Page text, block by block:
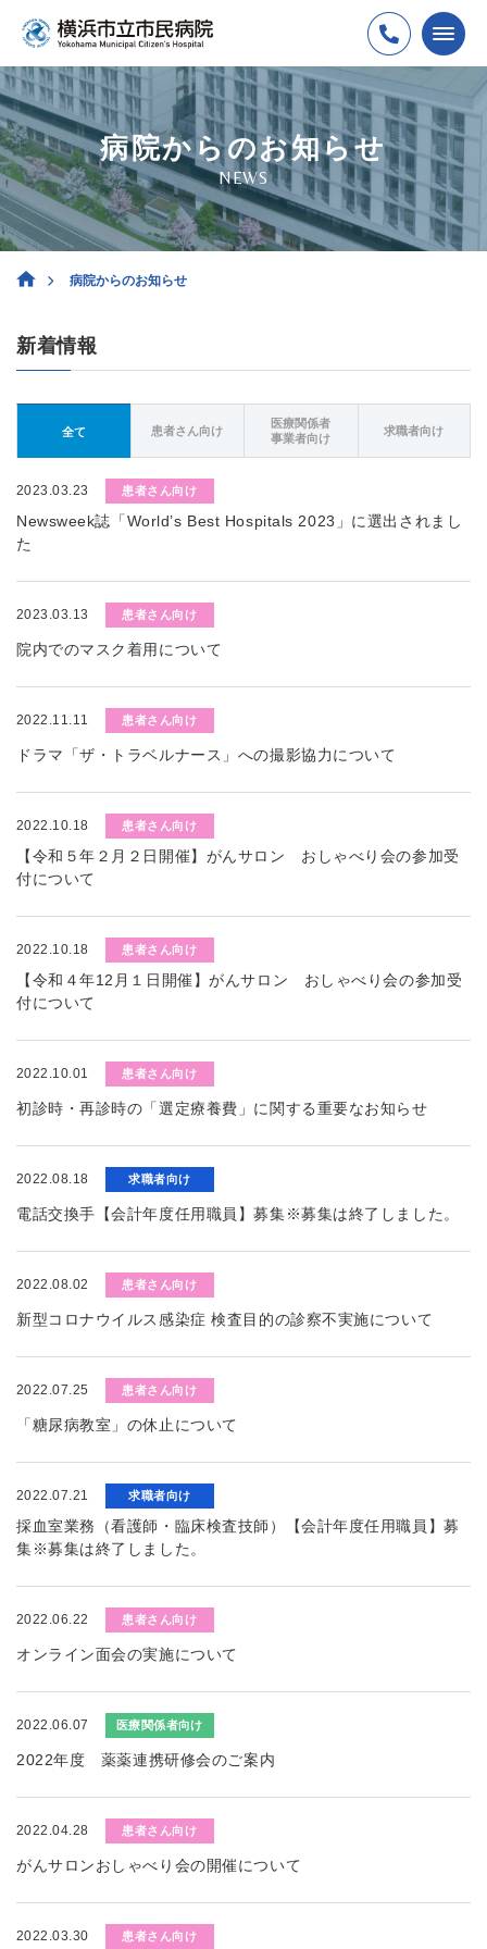
病院からのお知らせ
NEWS
病院からのお知らせ
新着情報
全て 患者さん向け
医療関係者
事業者向け
求職者向け
2023.03.23 患者さん向け
Newsweek誌「World’s Best Hospitals 2023」に選出されまし
た
2023.03.13 患者さん向け
院内でのマスク着用について
2022.11.11 患者さん向け
ドラマ「ザ・トラベルナース」への撮影協力について
2022.10.18 患者さん向け
【令和５年２月２日開催】がんサロン おしゃべり会の参加受
付について
2022.10.18 患者さん向け
【令和４年12月１日開催】がんサロン おしゃべり会の参加受
付について
2022.10.01 患者さん向け
初診時・再診時の「選定療養費」に関する重要なお知らせ
2022.08.18 求職者向け
電話交換手【会計年度任用職員】募集※募集は終了しました。
2022.08.02 患者さん向け
新型コロナウイルス感染症 検査目的の診察不実施について
2022.07.25 患者さん向け
「糖尿病教室」の休止について
2022.07.21 求職者向け
採血室業務（看護師・臨床検査技師）【会計年度任用職員】募
集※募集は終了しました。
2022.06.22 患者さん向け
オンライン面会の実施について
2022.06.07 医療関係者向け
2022年度 薬薬連携研修会のご案内
2022.04.28 患者さん向け
がんサロンおしゃべり会の開催について
2022.03.30 患者さん向け